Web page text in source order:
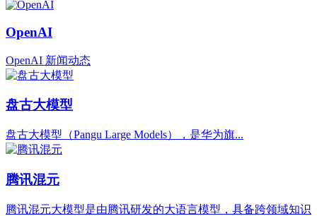
OpenAI
OpenAI 新闻动态
盘古大模型
盘古大模型（Pangu Large Models），是华为旗...
腾讯混元
腾讯混元大模型是由腾讯研发的大语言模型，具备跨领域知识